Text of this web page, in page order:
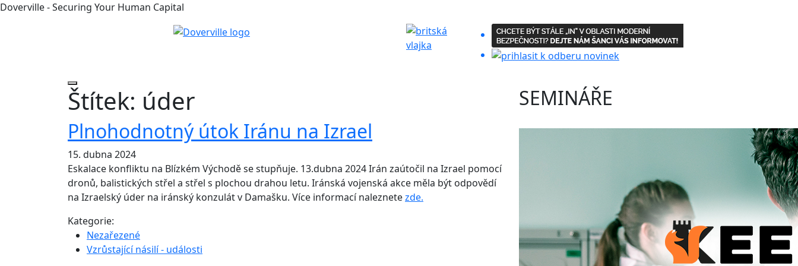
Doverville - Securing Your Human Capital
Štítek: úder
Plnohodnotný útok Iránu na Izrael
15. dubna 2024
Eskalace konfliktu na Blízkém Východě se stupňuje. 13.dubna 2024 Irán zaútočil na Izrael pomocí
dronů, balistických střel a střel s plochou drahou letu. Iránská vojenská akce měla být odpovědí
na Izraelský úder na iránský konzulát v Damašku. Více informací naleznetezde.
Kategorie:
Nezařezené
Vzrůstající násilí - události
SEMINÁŘE